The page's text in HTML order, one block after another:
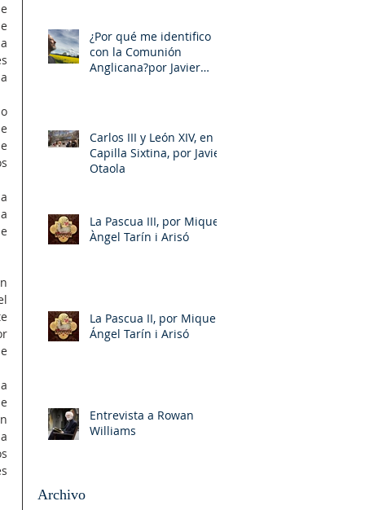
¿Por qué me identifico
con la Comunión
Anglicana?por Javier
Carlos III y León XIV, en la
Capilla Sixtina, por Javier
Otaola
La Pascua III, por Miquel-
Àngel Tarín i Arisó
La Pascua II, por Miquel-
Ángel Tarín i Arisó
Entrevista a Rowan
Williams
Archivo